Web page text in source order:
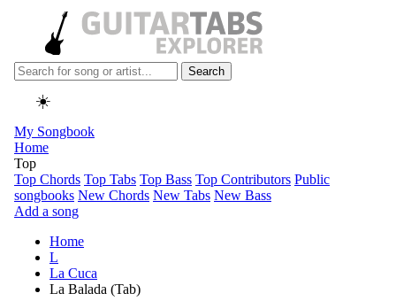
Search
☀️
My Songbook
Home
Top
Top Chords Top Tabs Top Bass Top Contributors Public
songbooks New Chords New Tabs New Bass
Add a song
Home
L
La Cuca
La Balada (Tab)